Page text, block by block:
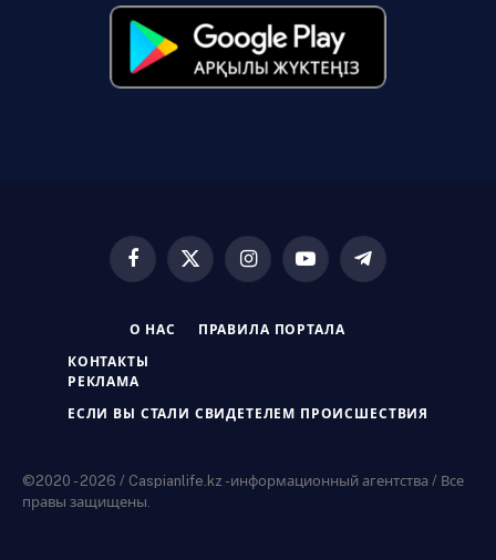
Facebook
X
InstagramYouTubeTelegram
О НАС ПРАВИЛА ПОРТАЛА
КОНТАКТЫ
РЕКЛАМА
ЕСЛИ ВЫ СТАЛИ СВИДЕТЕЛЕМ ПРОИСШЕСТВИЯ
©2020 - 2026 / Caspianlife.kz -информационный агентства / Все
правы защищены.